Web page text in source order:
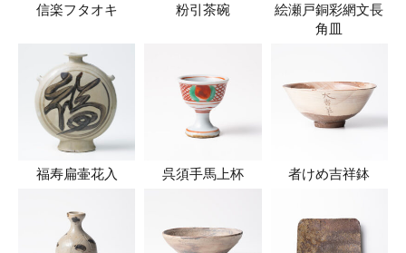
信楽フタオキ 粉引茶碗
絵瀬戸銅彩網文長
角皿
福寿扁壷花入 呉須手馬上杯 者けめ吉祥鉢